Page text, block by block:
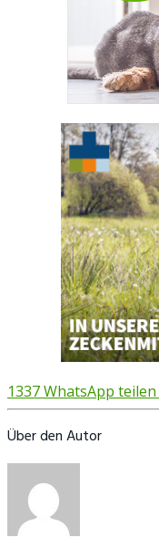
1337WhatsApp teilen
Über den Autor